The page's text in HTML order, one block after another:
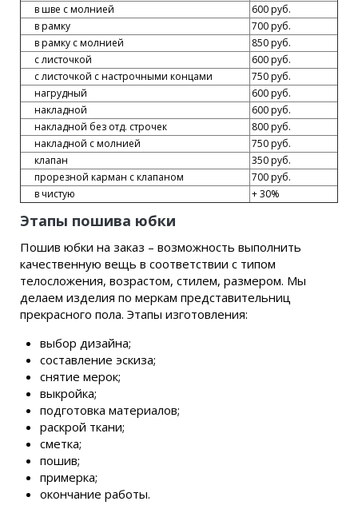
в шве с молнией
600 руб.
в рамку
700 руб.
в рамку с молнией
850 руб.
с листочкой
600 руб.
с листочкой с настрочными концами
750 руб.
нагрудный
600 руб.
накладной
600 руб.
накладной без отд. строчек
800 руб.
накладной с молнией
750 руб.
клапан
350 руб.
прорезной карман с клапаном
700 руб.
в чистую
+ 30%
Этапы пошива юбки
Пошив юбки на заказ – возможность выполнить
качественную вещь в соответствии с типом
телосложения, возрастом, стилем, размером. Мы
делаем изделия по меркам представительниц
прекрасного пола. Этапы изготовления:
выбор дизайна;
составление эскиза;
снятие мерок;
выкройка;
подготовка материалов;
раскрой ткани;
сметка;
пошив;
примерка;
окончание работы.